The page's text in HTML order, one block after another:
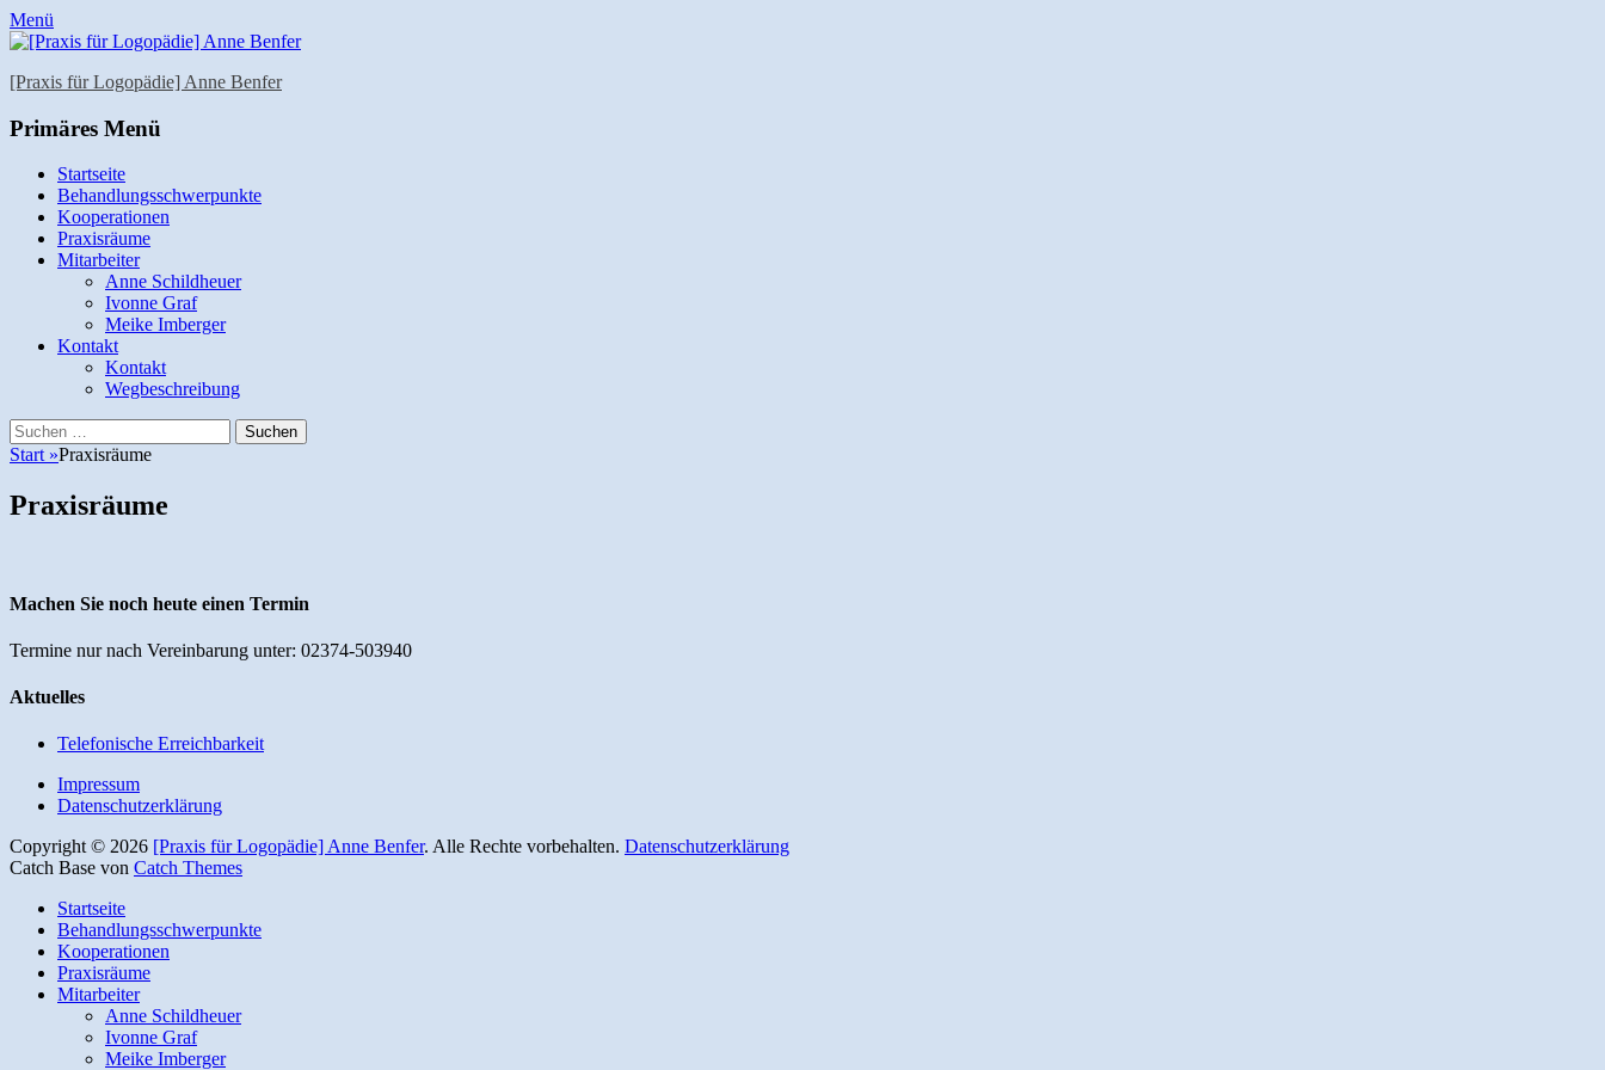
Menü
[Praxis für Logopädie] Anne Benfer
E-
Mail
Website
Telefon
Primäres Menü
Zum
Inhalt
springen
Startseite
Behandlungsschwerpunkte
Kooperationen
Praxisräume
Mitarbeiter
Anne Schildheuer
Ivonne Graf
Meike Imberger
Kontakt
Kontakt
Wegbeschreibung
Suchen
Suchen
nach:
Start »Praxisräume
Praxisräume
Machen Sie noch heute einen Termin
Termine nur nach Vereinbarung unter: 02374-503940
Aktuelles
Telefonische Erreichbarkeit
Impressum
Datenschutzerklärung
Copyright © 2026 [Praxis für Logopädie] Anne Benfer. Alle Rechte vorbehalten. Datenschutzerklärung
Catch Base von Catch Themes
oben
scrollen
Startseite
Behandlungsschwerpunkte
Kooperationen
Praxisräume
Mitarbeiter
Anne Schildheuer
Ivonne Graf
Meike Imberger